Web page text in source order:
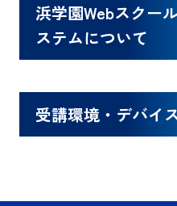
浜学園Webスクー
ステムについて
受講環境・デバイ